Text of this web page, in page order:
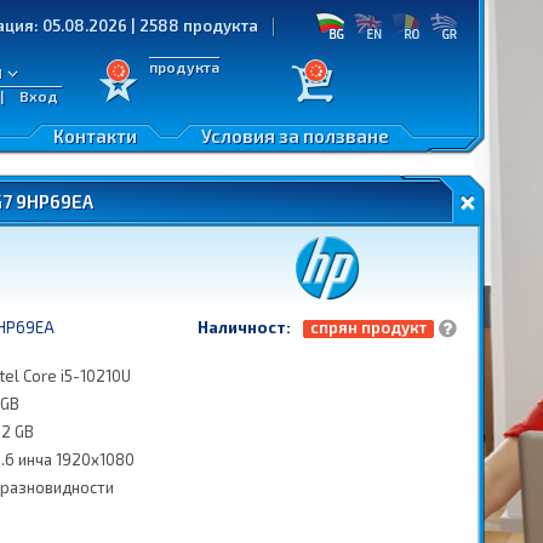
| 2588 продукта
Вход
продукта
Условия за ползване
Контакти
9HP69EA
Core i5-10210U
GB
инча 1920x1080
Наличност: спрян продукт